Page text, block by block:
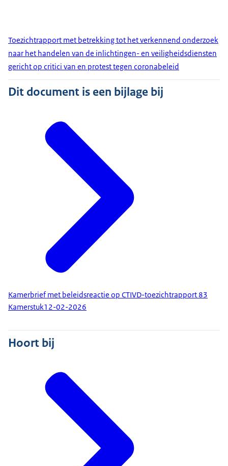
Toezichtrapport met betrekking tot het verkennend onderzoek
naar het handelen van de inlichtingen- en veiligheidsdiensten
gericht op critici van en protest tegen coronabeleid
Dit document is een bijlage bij
Kamerbrief met beleidsreactie op CTIVD-toezichtrapport 83
Kamerstuk12-02-2026
Hoort bij